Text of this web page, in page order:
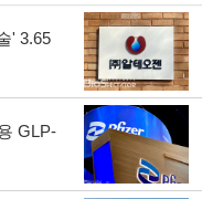
' 3.65
GLP-